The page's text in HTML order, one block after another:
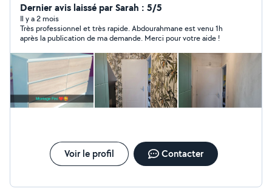
Passionné par mon métier, je réalise des travaux soignés
avec sérieux et professionnalisme afin de garantir un
résultat propre et durable. Mes prestations : Peinture
murs et plafonds Pose de papier peint Rénovation
intérieure Pose de sol PVC Petits travaux de placo
Montage de meubles et petits travaux divers Je reste à
l'écoute de chaque projet et peux me déplacer
rapidement pour établir un devis adapté à vos besoins.
Au plaisir de collaborer avec vous
Dernier avis laissé par Sarah : 5/5
Il y a 2 mois
Très professionnel et très rapide. Abdourahmane est venu 1h
après la publication de ma demande. Merci pour votre aide !
Voir le profil Contacter